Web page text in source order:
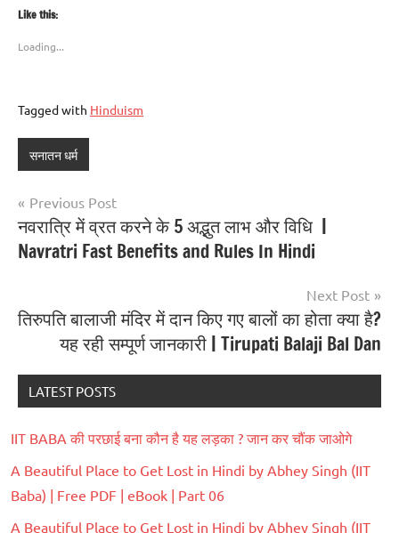
Like this:
Loading...
Tagged with Hinduism
सनातन धर्म
Previous Post
नवरात्रि में व्रत करने के 5 अद्भुत लाभ और विधि |
Navratri Fast Benefits and Rules In Hindi
Next Post
तिरुपति बालाजी मंदिर में दान किए गए बालों का होता क्या है?
यह रही सम्पूर्ण जानकारी | Tirupati Balaji Bal Dan
LATEST POSTS
IIT BABA की परछाई बना कौन है यह लड़का ? जान कर चौंक जाओगे
A Beautiful Place to Get Lost in Hindi by Abhey Singh (IIT
Baba) | Free PDF | eBook | Part 06
A Beautiful Place to Get Lost in Hindi by Abhey Singh (IIT